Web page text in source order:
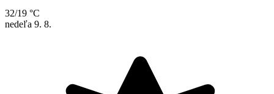
32/19 °C
nedeľa 9. 8.